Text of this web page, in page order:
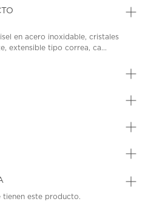
en acero inoxidable, cristales
extensible tipo correa, ca...
tienen este producto.